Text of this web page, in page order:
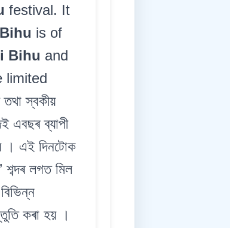
festival. It
Bihu is of
Bihu and
limited
স্বকীয়
এবছৰ ব্যাপী
। এই দিনটোক
শব্দৰ লগত মিল
কৰা হয় ।